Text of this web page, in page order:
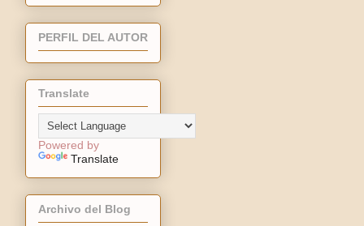
PERFIL DEL AUTOR
Translate
Powered by
Translate
Archivo del Blog